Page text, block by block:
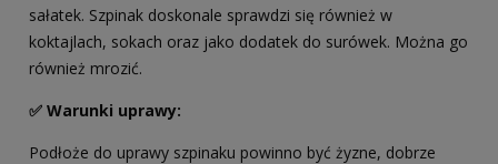
sałatek. Szpinak doskonale sprawdzi się również w
koktajlach, sokach oraz jako dodatek do surówek. Można go
również mrozić.
✅ Warunki uprawy:
Podłoże do uprawy szpinaku powinno być żyzne, dobrze